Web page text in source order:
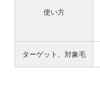
使い方
ターゲット、対象毛